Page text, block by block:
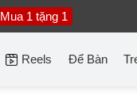
Mua 1 tặng 1
Reels Để Bàn